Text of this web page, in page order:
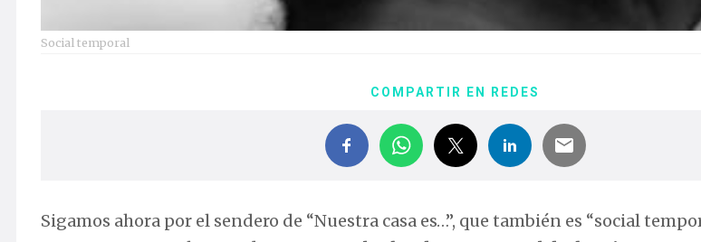
Social temporal
COMPARTIR EN REDES
Sigamos ahora por el sendero de “Nuestra casa es…”, que también es “social